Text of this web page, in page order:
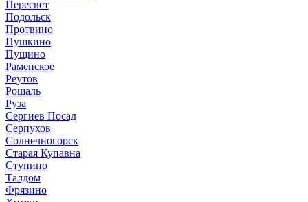
Пересвет
Подольск
Протвино
Пушкино
Пущино
Раменское
Реутов
Рошаль
Руза
Сергиев Посад
Серпухов
Солнечногорск
Старая Купавна
Ступино
Талдом
Фрязино